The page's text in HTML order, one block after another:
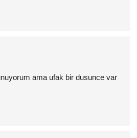
ama ufak bir dusunce var